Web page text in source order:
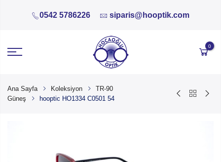
0542 5786226 siparis@hooptik.com
0
Ana Sayfa Koleksiyon
TR-90
Güneş
hooptic HO1334 C0501 54